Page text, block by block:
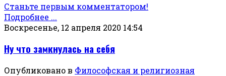
Станьте первым комментатором!
Подробнее ...
Воскресенье, 12 апреля 2020 14:54
Ну что замкнулась на себя
Опубликовано в Философская и религиозная